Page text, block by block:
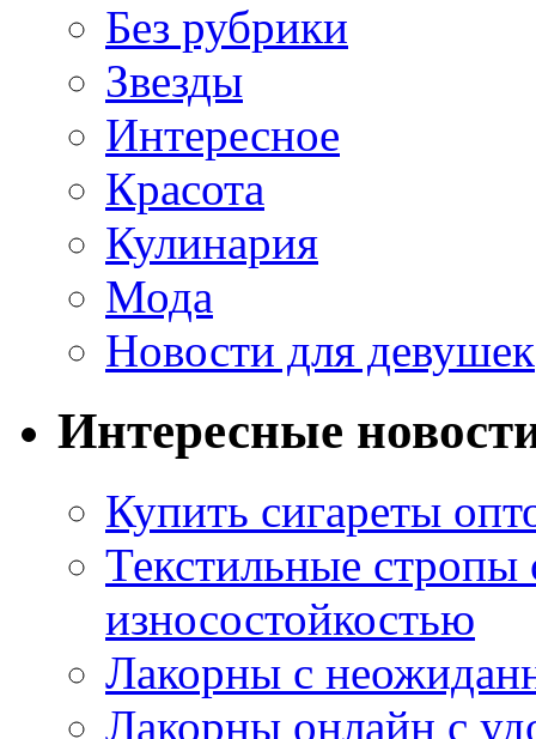
Без рубрики
Звезды
Интересное
Красота
Кулинария
Мода
Новости для девушек
Интересные
Купить сигареты
Текстильные
износостойкостью
Лакорны с
Лакорны онлайн с